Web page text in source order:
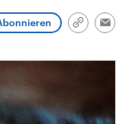
Link